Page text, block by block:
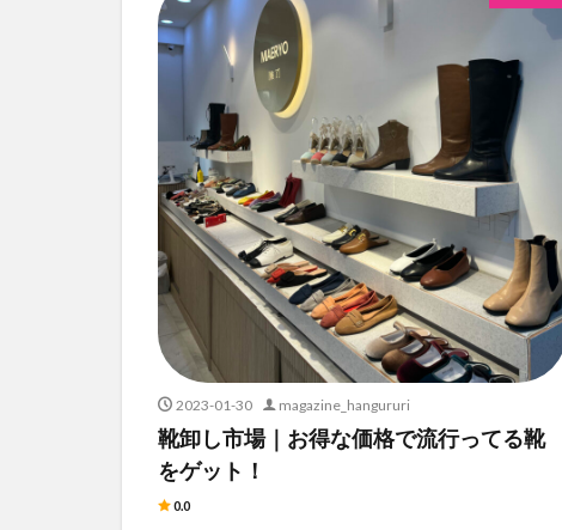
2023-01-30 magazine_hangururi
靴卸し市場｜お得な価格で流行ってる靴
をゲット！
0.0